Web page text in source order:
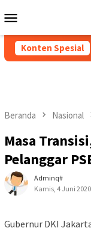
ke
Mobile
Konten Spesial
Beranda Nasional
Masa
Pelanggar
Adminq#
Kamis, 4 Juni 2020
Gubernur DKI